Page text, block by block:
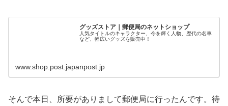
グッズストア｜郵便局のネットショップ
人気タイトルのキャラクター、今を輝く人物、歴代の名車
など、幅広いグッズを販売中！
www.shop.post.japanpost.jp
そんで本日、所要がありまして郵便局に行ったんです。待